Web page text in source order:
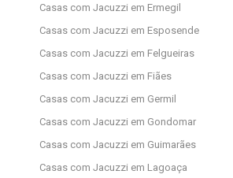
Casas com Jacuzzi em Ermegil
Casas com Jacuzzi em Esposende
Casas com Jacuzzi em Felgueiras
Casas com Jacuzzi em Fiães
Casas com Jacuzzi em Germil
Casas com Jacuzzi em Gondomar
Casas com Jacuzzi em Guimarães
Casas com Jacuzzi em Lagoaça